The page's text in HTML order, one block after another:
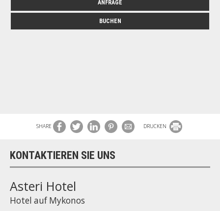
ANFRAGE
BUCHEN
SHARE DRUCKEN
KONTAKTIEREN SIE UNS
Asteri Hotel
Hotel auf Mykonos